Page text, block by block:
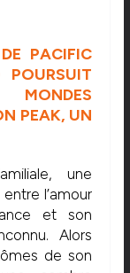
PACIFIC
MONDES
PEAK, UN
une
l’amour
et son
Alors
de son